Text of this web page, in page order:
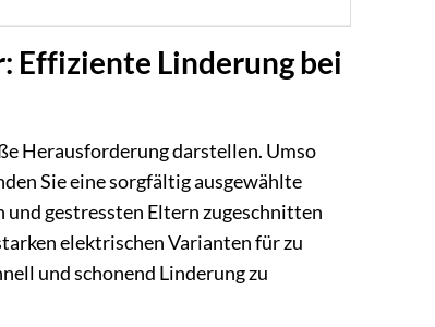
Effiziente Linderung bei
Herausforderung darstellen. Umso
Sie eine sorgfältig ausgewählte
und gestressten Eltern zugeschnitten
elektrischen Varianten für zu
und schonend Linderung zu